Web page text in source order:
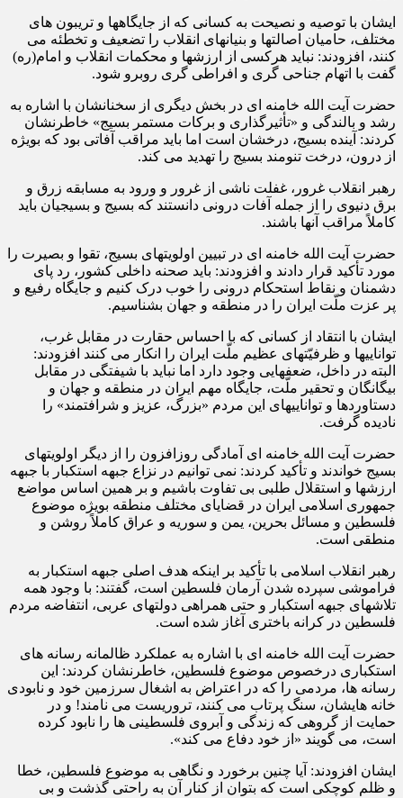
ایشان با توصیه و نصیحت به کسانی که از جایگاهها و تریبون های
مختلف، حامیان اصالتها و بنیانهای انقلاب را تضعیف و تخطئه می
کنند، افزودند: نباید هرکسی از ارزشها و محکمات انقلاب و امام(ره)
گفت با اتهام جناحی گری و افراطی گری روبرو شود.
حضرت آیت الله خامنه ای در بخش دیگری از سخنانشان با اشاره به
رشد و بالندگی و «تأثیرگذاری و برکات مستمر بسیج» خاطرنشان
کردند: آینده بسیج، درخشان است اما باید مراقب آفاتی بود که بویژه
از درون، درخت تنومند بسیج را تهدید می کند.
رهبر انقلاب غرور، غفلت ناشی از غرور و ورود به مسابقه زرق و
برق دنیوی را از جمله آفات درونی دانستند که بسیج و بسیجیان باید
کاملاً مراقب آنها باشند.
حضرت آیت الله خامنه ای در تبیین اولویتهای بسیج، تقوا و بصیرت را
مورد تأکید قرار دادند و افزودند: باید صحنه داخلی کشور، رد پای
دشمنان و نقاط استحکام درونی را خوب درک کنیم و جایگاه رفیع و
پر عزت ملّت ایران را در منطقه و جهان بشناسیم.
ایشان با انتقاد از کسانی که با احساس حقارت در مقابل غرب،
تواناییها و ظرفیّتهای عظیم ملّت ایران را انکار می کنند افزودند:
البته در داخل، ضعفهایی وجود دارد اما نباید با شیفتگی در مقابل
بیگانگان و تحقیر ملّت، جایگاه مهم ایران در منطقه و جهان و
دستاوردها و تواناییهای این مردم «بزرگ، عزیز و شرافتمند» را
نادیده گرفت.
حضرت آیت الله خامنه ای آمادگی روزافزون را از دیگر اولویتهای
بسیج خواندند و تأکید کردند: نمی توانیم در نزاع جبهه استکبار با جبهه
ارزشها و استقلال طلبی بی تفاوت باشیم و بر همین اساس مواضع
جمهوری اسلامی ایران در قضایای مختلف منطقه بویژه موضوع
فلسطین و مسائل بحرین، یمن و سوریه و عراق کاملاً روشن و
منطقی است.
رهبر انقلاب اسلامی با تأکید بر اینکه هدف اصلی جبهه استکبار به
فراموشی سپرده شدن آرمان فلسطین است، گفتند: با وجود همه
تلاشهای جبهه استکبار و حتی همراهی دولتهای عربی، انتفاضه مردم
فلسطین در کرانه باختری آغاز شده است.
حضرت آیت الله خامنه ای با اشاره به عملکرد ظالمانه رسانه های
استکباری درخصوص موضوع فلسطین، خاطرنشان کردند: این
رسانه ها، مردمی را که در اعتراض به اشغال سرزمین خود و نابودی
خانه هایشان، سنگ پرتاب می کنند، تروریست می نامند! و در
حمایت از گروهی که زندگی و آبروی فلسطینی ها را نابود کرده
است، می گویند «از خود دفاع می کند».
ایشان افزودند: آیا چنین برخورد و نگاهی به موضوع فلسطین، خطا
و ظلم کوچکی است که بتوان از کنار آن به راحتی گذشت و بی